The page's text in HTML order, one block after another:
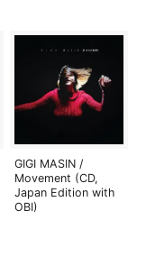
GIGI MASIN /
Movement (CD,
Japan Edition with
OBI)